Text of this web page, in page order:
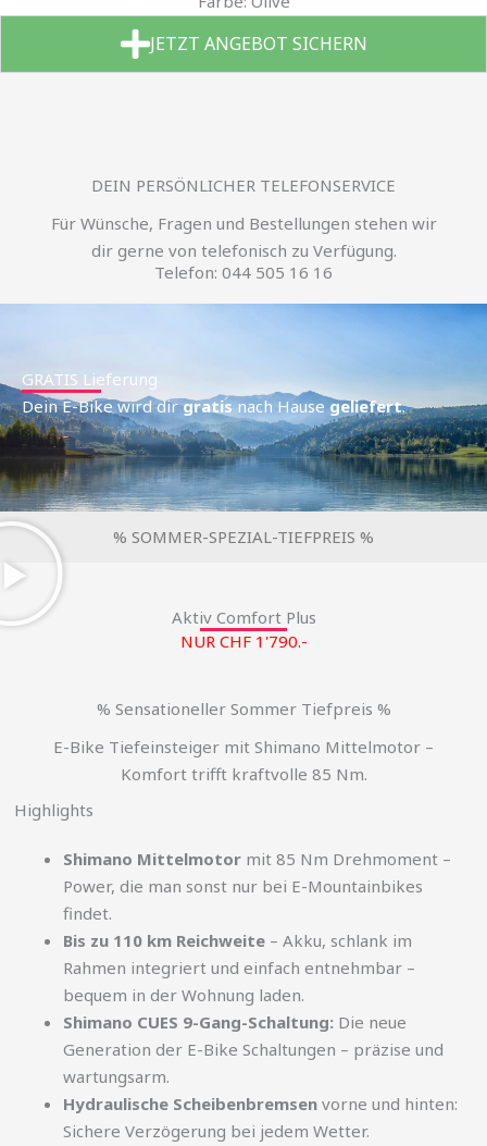
JETZT ANGEBOT SICHERN
DEIN PERSÖNLICHER TELEFONSERVICE
Für Wünsche, Fragen und Bestellungen stehen wir
dir gerne von telefonisch zu Verfügung.
Telefon: 044 505 16 16
GRATIS Lieferung
Dein E-Bike wird dirgratisnach Hausegeliefert.
% SOMMER-SPEZIAL-TIEFPREIS %
Aktiv Comfort Plus
NUR CHF 1'790.-
% Sensationeller Sommer Tiefpreis %
E-Bike Tiefeinsteiger mit Shimano Mittelmotor –
Komfort trifft kraftvolle 85 Nm.
Highlights
Shimano Mittelmotor mit 85 Nm Drehmoment –
Power, die man sonst nur bei E-Mountainbikes
findet.
Bis zu 110 km Reichweite – Akku, schlank im
Rahmen integriert und einfach entnehmbar –
bequem in der Wohnung laden.
Shimano CUES 9-Gang-Schaltung: Die neue
Generation der E-Bike Schaltungen – präzise und
wartungsarm.
Hydraulische Scheibenbremsen vorne und hinten:
Sichere Verzögerung bei jedem Wetter.